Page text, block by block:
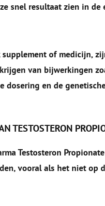
snel resultaat zien in
supplement of medicijn,
van bijwerkingen
dosering en de
TESTOSTERON
Testosteron
vooral als het niet op